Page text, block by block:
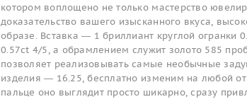
котором воплощено не только мастерство
доказательство вашего изысканного вкуса,
образе. Вставка — 1 бриллиант круглой огранки
0.57ct 4/5, а обрамлением служит золото 585
позволяет реализовывать самые необычные
изделия — 16.25, бесплатно изменим на любой
пальце оно выглядит просто шикарно, сразу